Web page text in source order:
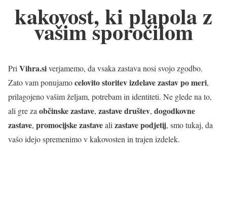
kakovost, ki plapola z
vašim sporočilom
Pri Vihra.siverjamemo, da vsaka zastava nosi svojo zgodbo.
Zato vam ponujamocelovito storitev izdelave zastav po meri,
prilagojeno vašim željam, potrebam in identiteti. Ne glede na to,
ali gre za občinske zastave, zastave društev, dogodkovne
zastave, promocijske zastaveali zastave podjetij, smo tukaj, da
vašo idejo spremenimo v kakovosten in trajen izdelek.